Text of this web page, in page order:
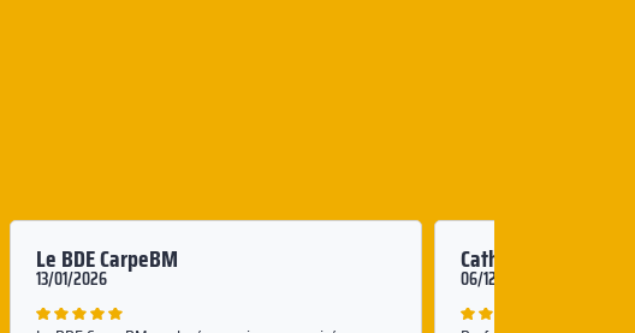
Le BDE CarpeBM
13/01/2026
Catherine
06/12/2025